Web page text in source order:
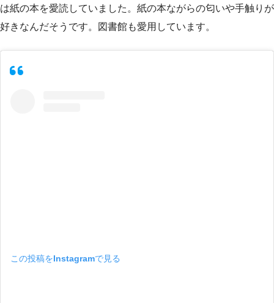
は紙の本を愛読していました。紙の本ながらの匂いや手触りが
好きなんだそうです。図書館も愛用しています。
この投稿をInstagramで見る